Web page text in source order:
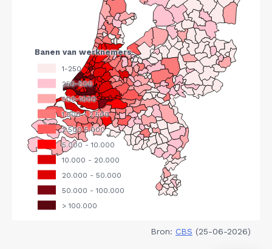
Bron: CBS (25-06-2026)